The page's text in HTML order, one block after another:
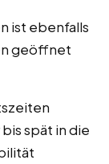
ist ebenfalls
geöffnet
spät in die